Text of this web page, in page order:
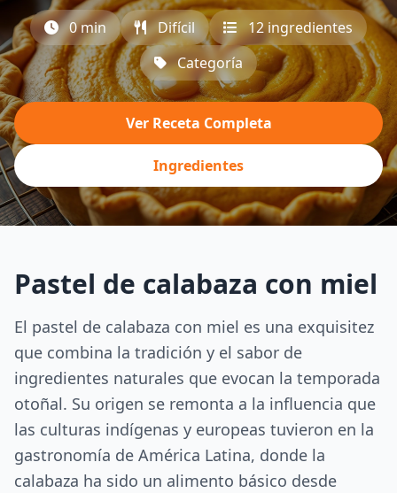
0 min Difícil
12 ingredientes
Categoría
Ver Receta Completa
Ingredientes
Pastel de calabaza con miel
El pastel de calabaza con miel es una exquisitez
que combina la tradición y el sabor de
ingredientes naturales que evocan la temporada
otoñal. Su origen se remonta a la influencia que
las culturas indígenas y europeas tuvieron en la
gastronomía de América Latina, donde la
calabaza ha sido un alimento básico desde